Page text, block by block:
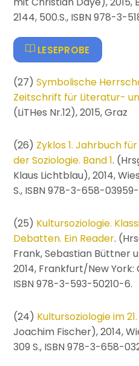
2144, 500.S., ISBN 978-3-
LESEPROBE
(27)Symbolische
Zeitschrift für Literatur-
(LiTHes Nr.12), 2015, Graz
(26) Zyklos 1. Jahrbuch
der Soziologie. Band 1.
Klaus Lichtblau), 2014,
S., ISBN 978-3-658-
(25) Kultursoziologie.
Debatten. Ein Reader.
Frank, Sebastian Büttner
2014, Frankfurt/New York:
ISBN 978-3-593-50210-6.
(24) Kultursoziologie im
Joachim Fischer), 2014,
309 S., ISBN 978-3-658-